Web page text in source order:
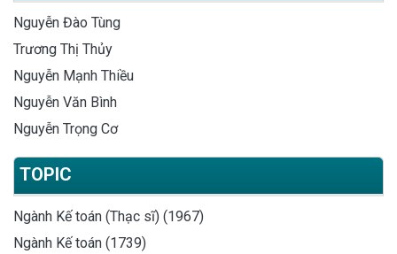
Nguyễn Đào Tùng
Trương Thị Thủy
Nguyễn Mạnh Thiều
Nguyễn Văn Bình
Nguyễn Trọng Cơ
TOPIC
Ngành Kế toán (Thạc sĩ) (1967)
Ngành Kế toán (1739)